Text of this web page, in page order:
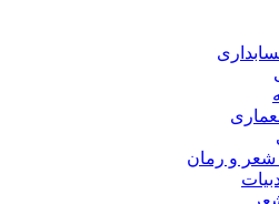
شعر و رمان